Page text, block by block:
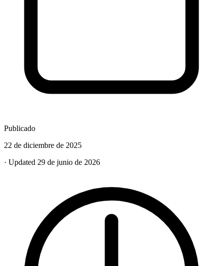
Publicado
22 de diciembre de 2025
· Updated 29 de junio de 2026